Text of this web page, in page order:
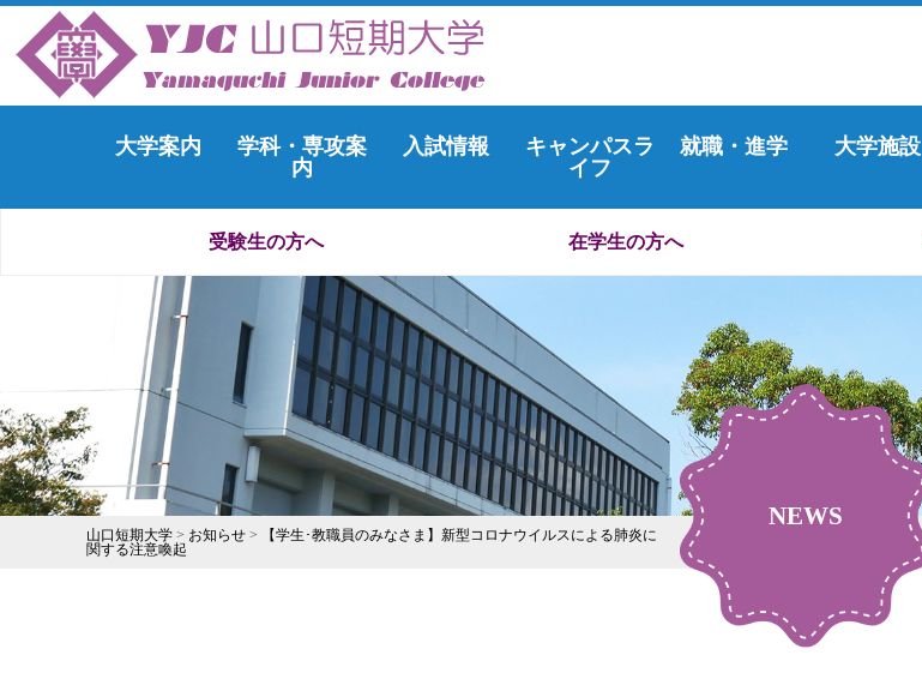
大学案内
学科・専攻案
内
入試情報
キャンパスラ
イフ
就職・進学 大学施設
受験生の方へ 在学生の方へ
NEWS
山口短期大学 > お知らせ >
【学生･教職員のみなさま】新型コロナウイルスによる肺炎に
関する注意喚起